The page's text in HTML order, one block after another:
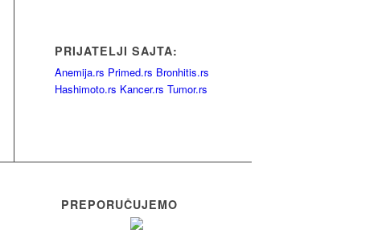
PRIJATELJI SAJTA:
Anemija.rs Primed.rs Bronhitis.rs
Hashimoto.rs Kancer.rs Tumor.rs
PREPORUČUJEMO